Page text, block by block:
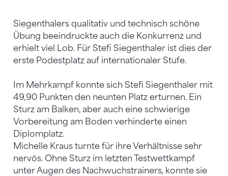
Siegenthalers qualitativ und technisch schöne
Übung beeindruckte auch die Konkurrenz und
erhielt viel Lob. Für Stefi Siegenthaler ist dies der
erste Podestplatz auf internationaler Stufe.
Im Mehrkampf konnte sich Stefi Siegenthaler mit
49,90 Punkten den neunten Platz erturnen. Ein
Sturz am Balken, aber auch eine schwierige
Vorbereitung am Boden verhinderte einen
Diplomplatz.
Michelle Kraus turnte für ihre Verhältnisse sehr
nervös. Ohne Sturz im letzten Testwettkampf
unter Augen des Nachwuchstrainers, konnte sie